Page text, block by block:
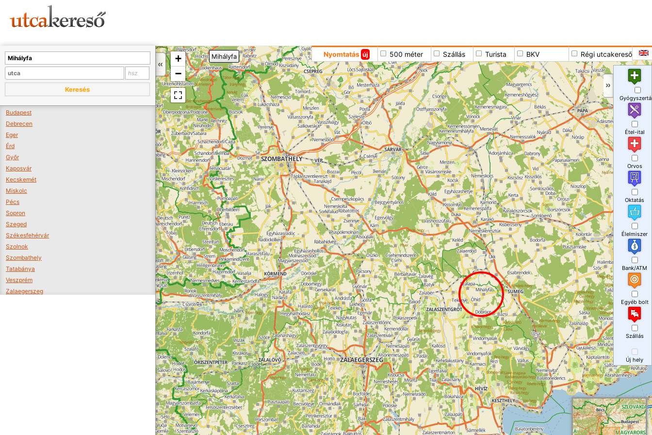
+
−
Nyomtatás új 500 méter Szállás Turista BKV Régi utcakereső
Mihályfa
Keresés
Budapest
Debrecen
Eger
Érd
Győr
Kaposvár
Kecskemét
Miskolc
Pécs
Sopron
Szeged
Székesfehérvár
Szolnok
Szombathely
Tatabánya
Veszprém
Zalaegerszeg
Étel-ital
Orvos
Oktatás
Élelmiszer
Bank/ATM
Egyéb bolt
Szállás
Új hely
A térképet kicsinyíteni kell, hogy látszódjanak a boltok.
Boltok látszódjanak >>